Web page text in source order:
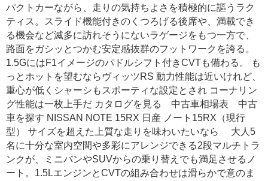
パクトカーながら、走りの気持ちよさを積極的に謳うラク
ティス。スライド機能付きのくつろげる後席や、満載でき
る機会など滅多に訪れそうにないラゲージをもつ一方で、
路面をガシッとつかむ安定感抜群のフットワークを誇る。
1.5GにはF1イメージのパドルシフト付きCVTも備わる。 も
っとホットを望むならヴィッツRS 動力性能は近いけれど、
重心が低くシャーシもスポーティな設定とされ コーナリン
グ性能は一枚上手だ カタログを見る 中古車相場表 中古
車を探す NISSAN NOTE 15RX 日産 ノート15RX（現行
型） サイズを超えた上質な走りを味わいたいなら 大人5
名に十分な室内空間や多彩にアレンジできる2段マルチトラ
ンクが、ミニバンやSUVからの乗り替えでも満足させるノ
ート。1.5LエンジンとCVTの組み合わせは滑らかで意のま